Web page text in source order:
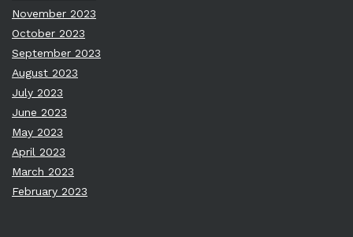
November 2023
October 2023
September 2023
August 2023
July 2023
June 2023
May 2023
April 2023
March 2023
February 2023